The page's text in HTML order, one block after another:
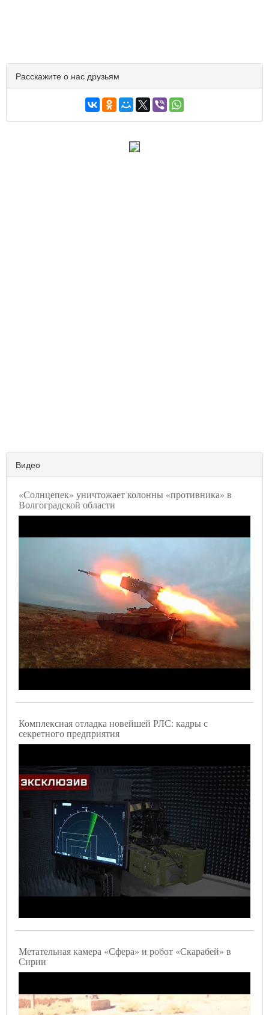
Расскажите о нас друзьям
Видео
«Солнцепек» уничтожает колонны «противника» в
Волгоградской области
Комплексная отладка новейшей РЛС: кадры с
секретного предприятия
Метательная камера «Сфера» и робот «Скарабей» в
Сирии